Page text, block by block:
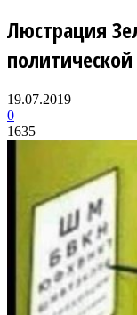
Люстрация
19.07.2019
0
1635